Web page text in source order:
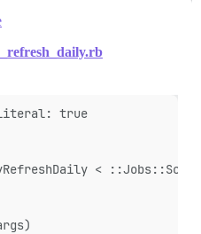
true
<